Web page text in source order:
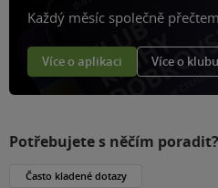
Každý měsíc společně
Více o aplikaci Více o klubu
Potřebujete s něčím poradit?
Často kladené dotazy